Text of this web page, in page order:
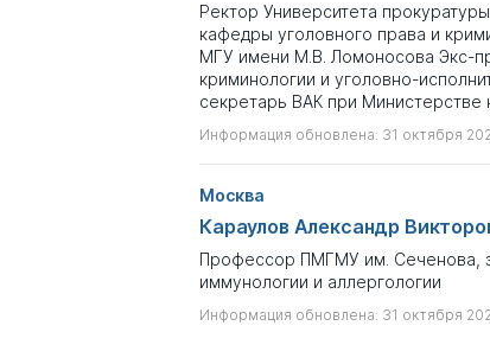
Ректор Университета
кафедры уголовного права и
МГУ имени М.В. Ломоносова Экс-
криминологии и уголовно-
секретарь ВАК при
Информация обновлена: 31 октября
Москва
Караулов Александр
Профессор ПМГМУ им. Сеченова,
иммунологии и аллергологии
Информация обновлена: 31 октября